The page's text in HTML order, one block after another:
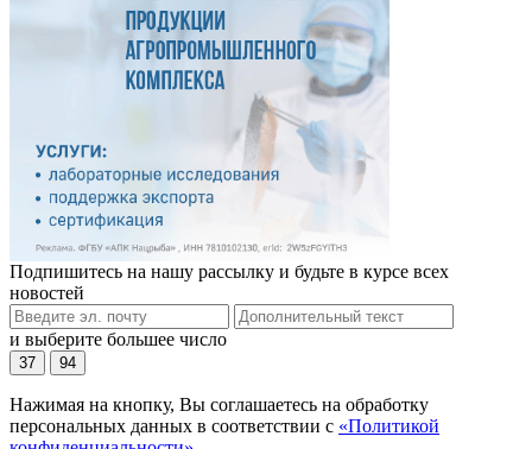
Подпишитесь на нашу рассылку и будьте в курсе всех
новостей
и выберите большее число
37 94
Нажимая на кнопку, Вы соглашаетесь на обработку
персональных данных в соответствии с «Политикой